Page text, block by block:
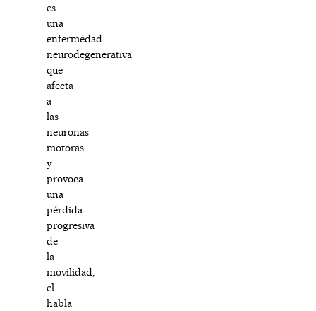
es
una
enfermedad
neurodegenerativa
que
afecta
a
las
neuronas
motoras
y
provoca
una
pérdida
progresiva
de
la
movilidad,
el
habla